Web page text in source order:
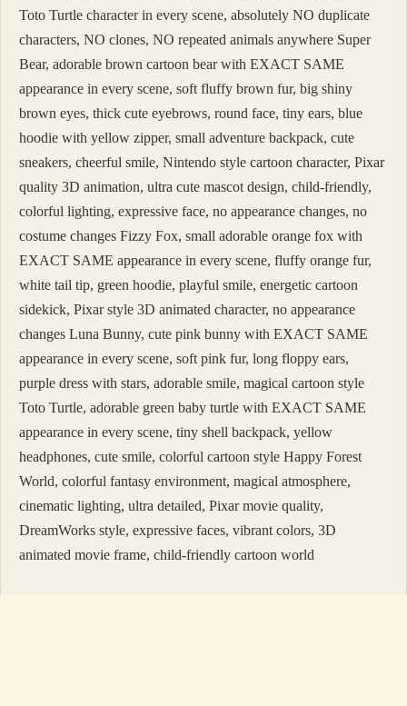
Toto Turtle character in every scene, absolutely NO duplicate
characters, NO clones, NO repeated animals anywhere Super
Bear, adorable brown cartoon bear with EXACT SAME
appearance in every scene, soft fluffy brown fur, big shiny
brown eyes, thick cute eyebrows, round face, tiny ears, blue
hoodie with yellow zipper, small adventure backpack, cute
sneakers, cheerful smile, Nintendo style cartoon character, Pixar
quality 3D animation, ultra cute mascot design, child-friendly,
colorful lighting, expressive face, no appearance changes, no
costume changes Fizzy Fox, small adorable orange fox with
EXACT SAME appearance in every scene, fluffy orange fur,
white tail tip, green hoodie, playful smile, energetic cartoon
sidekick, Pixar style 3D animated character, no appearance
changes Luna Bunny, cute pink bunny with EXACT SAME
appearance in every scene, soft pink fur, long floppy ears,
purple dress with stars, adorable smile, magical cartoon style
Toto Turtle, adorable green baby turtle with EXACT SAME
appearance in every scene, tiny shell backpack, yellow
headphones, cute smile, colorful cartoon style Happy Forest
World, colorful fantasy environment, magical atmosphere,
cinematic lighting, ultra detailed, Pixar movie quality,
DreamWorks style, expressive faces, vibrant colors, 3D
animated movie frame, child-friendly cartoon world